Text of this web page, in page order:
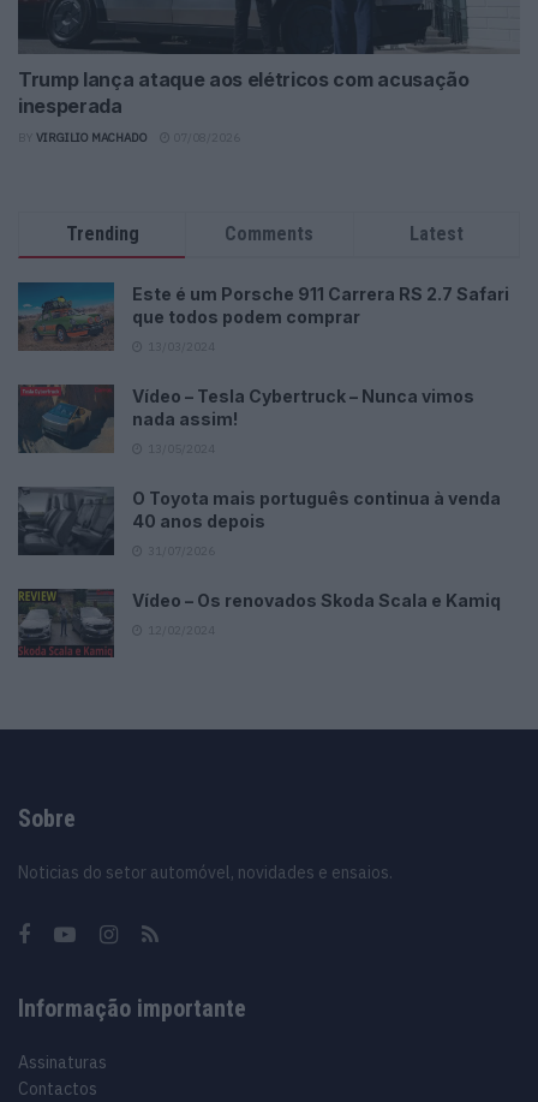
Trump lança ataque aos elétricos com acusação
inesperada
VIRGILIO MACHADO
Trending Comments Latest
Este é um Porsche 911 Carrera RS 2.7 Safari
que todos podem comprar
Vídeo – Tesla Cybertruck – Nunca vimos
nada assim!
O Toyota mais português continua à venda
40 anos depois
Vídeo – Os renovados Skoda Scala e Kamiq
Sobre
Noticias do setor automóvel, novidades e ensaios.
Informação importante
Assinaturas
Contactos